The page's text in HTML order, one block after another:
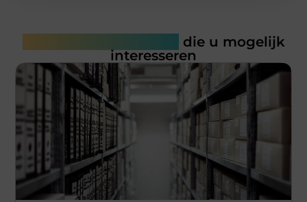
die u mogelijk
interesseren